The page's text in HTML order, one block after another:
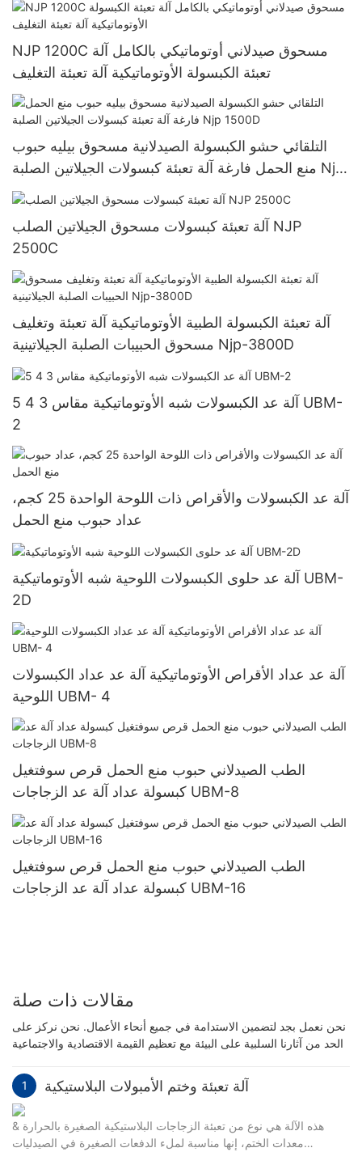
NJP 1200C مسحوق صيدلاني أوتوماتيكي بالكامل آلة
تعبئة الكبسولة الأوتوماتيكية آلة تعبئة التغليف
التلقائي حشو الكبسولة الصيدلانية مسحوق بيليه حبوب
منع الحمل فارغة آلة تعبئة كبسولات الجيلاتين الصلبة Njp
1500D
آلة تعبئة كبسولات مسحوق الجيلاتين الصلب NJP
2500C
آلة تعبئة الكبسولة الطبية الأوتوماتيكية آلة تعبئة وتغليف
مسحوق الحبيبات الصلبة الجيلاتينية Njp-3800D
آلة عد الكبسولات شبه الأوتوماتيكية مقاس 3 4 5 UBM-
2
آلة عد الكبسولات والأقراص ذات اللوحة الواحدة 25 كجم،
عداد حبوب منع الحمل
آلة عد حلوى الكبسولات اللوحية شبه الأوتوماتيكية UBM-
2D
آلة عد عداد الأقراص الأوتوماتيكية آلة عد عداد الكبسولات
اللوحية UBM- 4
الطب الصيدلاني حبوب منع الحمل قرص سوفتغيل
كبسولة عداد آلة عد الزجاجات UBM-8
الطب الصيدلاني حبوب منع الحمل قرص سوفتغيل
كبسولة عداد آلة عد الزجاجات UBM-16
مقالات ذات صلة
نحن نعمل بجد لتضمين الاستدامة في جميع أنحاء الأعمال. نحن نركز على
الحد من آثارنا السلبية على البيئة مع تعظيم القيمة الاقتصادية والاجتماعية
1 آلة تعبئة وختم الأمبولات البلاستيكية
هذه الآلة هي نوع من تعبئة الزجاجات البلاستيكية الصغيرة بالحرارة &
معدات الختم، إنها مناسبة لملء الدفعات الصغيرة في الصيدليات